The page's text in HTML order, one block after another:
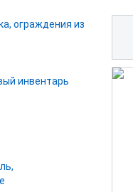
ограждения из
инвентарь